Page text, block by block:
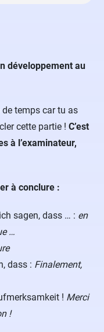
développement au
de temps car tu as
cette partie ! C’est
à l’examinateur,
à conclure :
sagen, dass … : en
…
dass : Finalement,
! Merci
!